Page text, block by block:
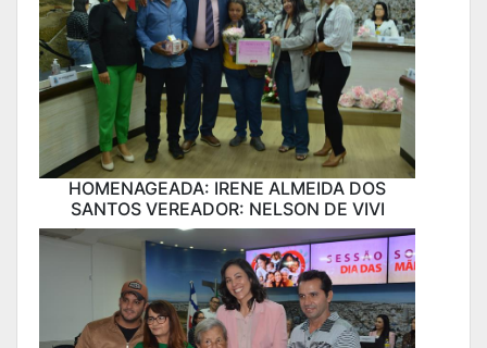
HOMENAGEADA: IRENE ALMEIDA DOS
SANTOS VEREADOR: NELSON DE VIVI